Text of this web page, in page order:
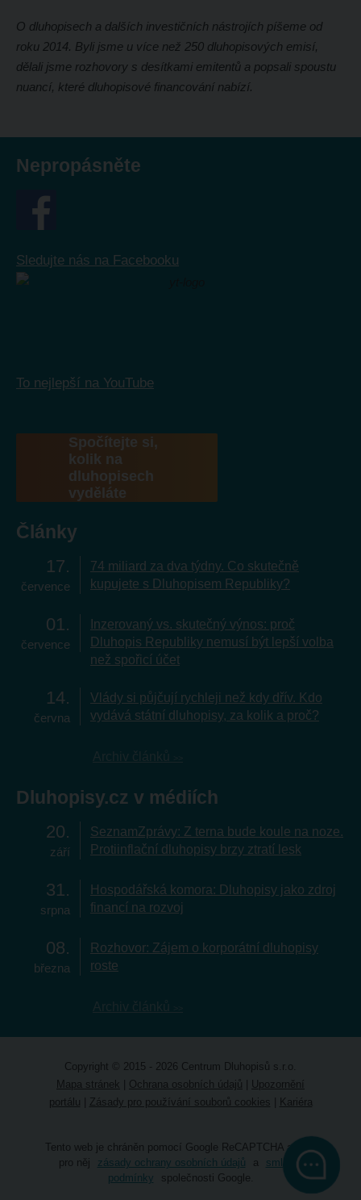
O dluhopisech a dalších investičních nástrojích píšeme od
roku 2014. Byli jsme u více než 250 dluhopisových emisí,
dělali jsme rozhovory s desítkami emitentů a popsali spoustu
nuancí, které dluhopisové financování nabízí.
Nepropásněte
Sledujte nás na Facebooku
To nejlepší na YouTube
Spočítejte si,
kolik na
dluhopisech
vyděláte
Články
17
července
74 miliard za dva týdny. Co skutečně
kupujete s Dluhopisem Republiky?
01
července
Inzerovaný vs. skutečný výnos: proč
Dluhopis Republiky nemusí být lepší volba
než spořicí účet
14
června
Vlády si půjčují rychleji než kdy dřív. Kdo
vydává státní dluhopisy, za kolik a proč?
Dluhopisy.cz v médiích
20
září
SeznamZprávy: Z terna bude koule na noze.
Protiinflační dluhopisy brzy ztratí lesk
31
srpna
Hospodářská komora: Dluhopisy jako zdroj
financí na rozvoj
08
března
Rozhovor: Zájem o korporátní dluhopisy
roste
Copyright © 2015 - 2026 Centrum Dluhopisů s.r.o.
Mapa stránek
Ochrana osobních údajů
Upozornění
portálu
Zásady pro používání souborů cookies Kariéra
Tento web je chráněn pomocí Google ReCAPTCHA a platí
pro něj
zásady ochrany osobních údajů a
smluvní
podmínky
společnosti Google.